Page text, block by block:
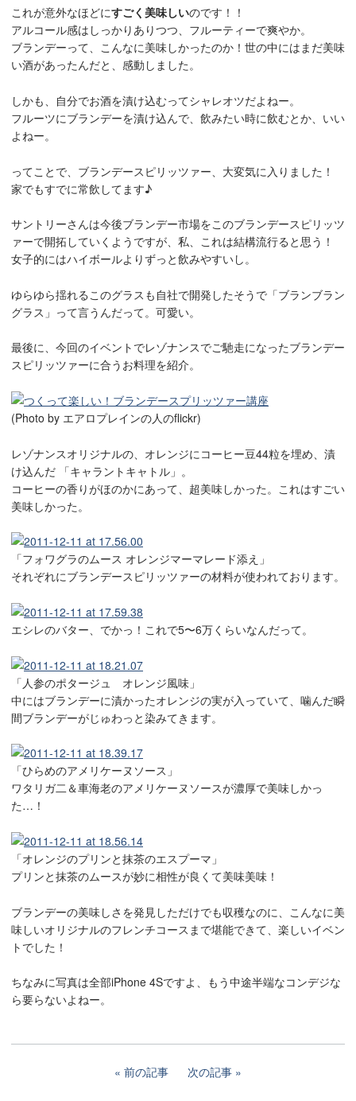
これが意外なほどにすごく美味しいのです！！
アルコール感はしっかりありつつ、フルーティーで爽やか。
ブランデーって、こんなに美味しかったのか！世の中にはまだ美味
い酒があったんだと、感動しました。
しかも、自分でお酒を漬け込むってシャレオツだよねー。
フルーツにブランデーを漬け込んで、飲みたい時に飲むとか、いい
よねー。
ってことで、ブランデースピリッツァー、大変気に入りました！
家でもすでに常飲してます♪
サントリーさんは今後ブランデー市場をこのブランデースピリッツ
ァーで開拓していくようですが、私、これは結構流行ると思う！
女子的にはハイボールよりずっと飲みやすいし。
ゆらゆら揺れるこのグラスも自社で開発したそうで「ブランブラン
グラス」って言うんだって。可愛い。
最後に、今回のイベントでレゾナンスでご馳走になったブランデー
スピリッツァーに合うお料理を紹介。
(Photo by エアロプレインの人のflickr)
レゾナンスオリジナルの、オレンジにコーヒー豆44粒を埋め、漬
け込んだ 「キャラントキャトル」。
コーヒーの香りがほのかにあって、超美味しかった。これはすごい
美味しかった。
「フォワグラのムース オレンジマーマレード添え」
それぞれにブランデースピリッツァーの材料が使われております。
エシレのバター、でかっ！これで5〜6万くらいなんだって。
「人参のポタージュ オレンジ風味」
中にはブランデーに漬かったオレンジの実が入っていて、噛んだ瞬
間ブランデーがじゅわっと染みてきます。
「ひらめのアメリケーヌソース」
ワタリガ二＆車海老のアメリケーヌソースが濃厚で美味しかっ
た…！
「オレンジのプリンと抹茶のエスプーマ」
プリンと抹茶のムースが妙に相性が良くて美味美味！
ブランデーの美味しさを発見しただけでも収穫なのに、こんなに美
味しいオリジナルのフレンチコースまで堪能できて、楽しいイベン
トでした！
ちなみに写真は全部iPhone 4Sですよ、もう中途半端なコンデジな
ら要らないよねー。
前の記事 次の記事